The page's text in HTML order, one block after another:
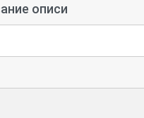
описи